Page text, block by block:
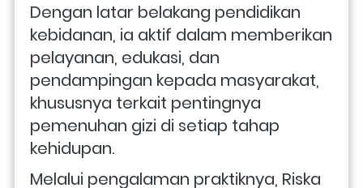
Dengan latar belakang pendidikan
kebidanan, ia aktif dalam memberikan
pelayanan, edukasi, dan
pendampingan kepada masyarakat,
khususnya terkait pentingnya
pemenuhan gizi di setiap tahap
kehidupan.
Melalui pengalaman praktiknya, Riska